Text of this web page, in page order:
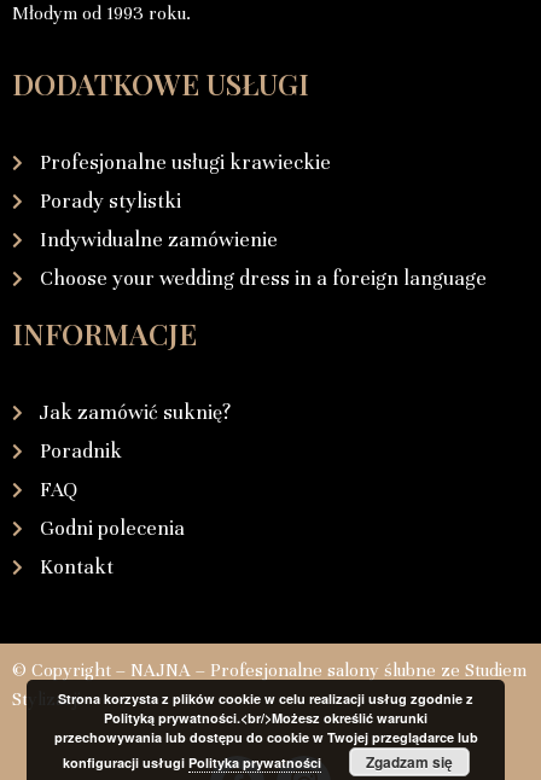
Młodym od 1993 roku.
DODATKOWE USŁUGI
Profesjonalne usługi krawieckie
Porady stylistki
Indywidualne zamówienie
Choose your wedding dress in a foreign language
INFORMACJE
Jak zamówić suknię?
Poradnik
FAQ
Godni polecenia
Kontakt
© Copyright – NAJNA – Profesjonalne salony ślubne ze Studiem
StylizacjiStrona korzysta z plików cookie w celu realizacji usług zgodnie z
Polityką prywatności.<br/>Możesz określić warunki
przechowywania lub dostępu do cookie w Twojej przeglądarce lub
konfiguracji usługi Polityka prywatności Zgadzam się